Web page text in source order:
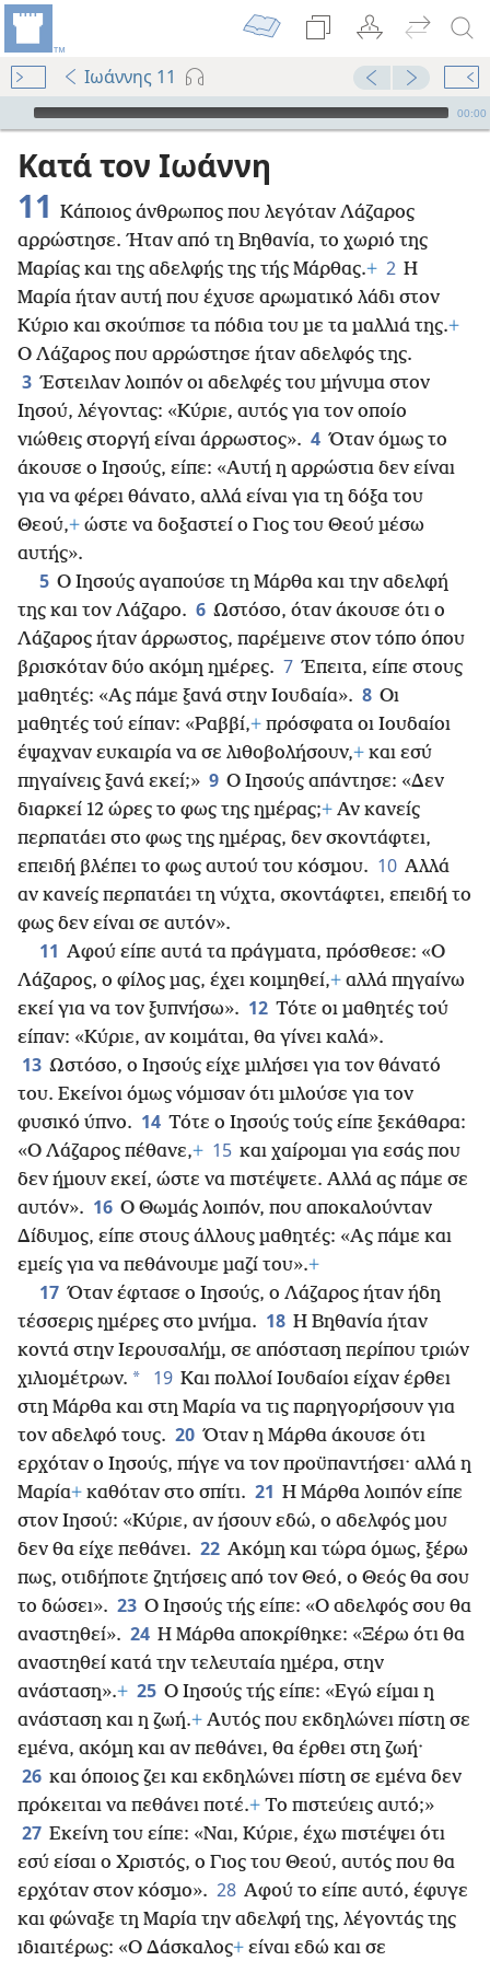
Ιωάννης 11
Audio Player
00:00
Κατά τον Ιωάννη
11 Κάποιος άνθρωπος που λεγόταν Λάζαρος
αρρώστησε. Ήταν από τη Βηθανία, το χωριό της
Μαρίας και της αδελφής της τής Μάρθας.+ 2 Η
Μαρία ήταν αυτή που έχυσε αρωματικό λάδι στον
Κύριο και σκούπισε τα πόδια του με τα μαλλιά της.+
Ο Λάζαρος που αρρώστησε ήταν αδελφός της.
3 Έστειλαν λοιπόν οι αδελφές του μήνυμα στον
Ιησού, λέγοντας: «Κύριε, αυτός για τον οποίο
νιώθεις στοργή είναι άρρωστος». 4 Όταν όμως το
άκουσε ο Ιησούς, είπε: «Αυτή η αρρώστια δεν είναι
για να φέρει θάνατο, αλλά είναι για τη δόξα του
Θεού,+ ώστε να δοξαστεί ο Γιος του Θεού μέσω
αυτής».
5 Ο Ιησούς αγαπούσε τη Μάρθα και την αδελφή
της και τον Λάζαρο. 6 Ωστόσο, όταν άκουσε ότι ο
Λάζαρος ήταν άρρωστος, παρέμεινε στον τόπο όπου
βρισκόταν δύο ακόμη ημέρες. 7 Έπειτα, είπε στους
μαθητές: «Ας πάμε ξανά στην Ιουδαία». 8 Οι
μαθητές τού είπαν: «Ραββί,+ πρόσφατα οι Ιουδαίοι
έψαχναν ευκαιρία να σε λιθοβολήσουν,+ και εσύ
πηγαίνεις ξανά εκεί;» 9 Ο Ιησούς απάντησε: «Δεν
διαρκεί 12 ώρες το φως της ημέρας;+ Αν κανείς
περπατάει στο φως της ημέρας, δεν σκοντάφτει,
επειδή βλέπει το φως αυτού του κόσμου. 10 Αλλά
αν κανείς περπατάει τη νύχτα, σκοντάφτει, επειδή το
φως δεν είναι σε αυτόν».
11 Αφού είπε αυτά τα πράγματα, πρόσθεσε: «Ο
Λάζαρος, ο φίλος μας, έχει κοιμηθεί,+ αλλά πηγαίνω
εκεί για να τον ξυπνήσω». 12 Τότε οι μαθητές τού
είπαν: «Κύριε, αν κοιμάται, θα γίνει καλά».
13 Ωστόσο, ο Ιησούς είχε μιλήσει για τον θάνατό
του. Εκείνοι όμως νόμισαν ότι μιλούσε για τον
φυσικό ύπνο. 14 Τότε ο Ιησούς τούς είπε ξεκάθαρα:
«Ο Λάζαρος πέθανε,+ 15 και χαίρομαι για εσάς που
δεν ήμουν εκεί, ώστε να πιστέψετε. Αλλά ας πάμε σε
αυτόν». 16 Ο Θωμάς λοιπόν, που αποκαλούνταν
Δίδυμος, είπε στους άλλους μαθητές: «Ας πάμε και
εμείς για να πεθάνουμε μαζί του».+
17 Όταν έφτασε ο Ιησούς, ο Λάζαρος ήταν ήδη
τέσσερις ημέρες στο μνήμα. 18 Η Βηθανία ήταν
κοντά στην Ιερουσαλήμ, σε απόσταση περίπου τριών
χιλιομέτρων. * 19 Και πολλοί Ιουδαίοι είχαν έρθει
στη Μάρθα και στη Μαρία να τις παρηγορήσουν για
τον αδελφό τους. 20 Όταν η Μάρθα άκουσε ότι
ερχόταν ο Ιησούς, πήγε να τον προϋπαντήσει· αλλά η
Μαρία+ καθόταν στο σπίτι. 21 Η Μάρθα λοιπόν είπε
στον Ιησού: «Κύριε, αν ήσουν εδώ, ο αδελφός μου
δεν θα είχε πεθάνει. 22 Ακόμη και τώρα όμως, ξέρω
πως, οτιδήποτε ζητήσεις από τον Θεό, ο Θεός θα σου
το δώσει». 23 Ο Ιησούς τής είπε: «Ο αδελφός σου θα
αναστηθεί». 24 Η Μάρθα αποκρίθηκε: «Ξέρω ότι θα
αναστηθεί κατά την τελευταία ημέρα, στην
ανάσταση».+ 25 Ο Ιησούς τής είπε: «Εγώ είμαι η
ανάσταση και η ζωή.+ Αυτός που εκδηλώνει πίστη σε
εμένα, ακόμη και αν πεθάνει, θα έρθει στη ζωή·
26 και όποιος ζει και εκδηλώνει πίστη σε εμένα δεν
πρόκειται να πεθάνει ποτέ.+ Το πιστεύεις αυτό;»
27 Εκείνη του είπε: «Ναι, Κύριε, έχω πιστέψει ότι
εσύ είσαι ο Χριστός, ο Γιος του Θεού, αυτός που θα
ερχόταν στον κόσμο». 28 Αφού το είπε αυτό, έφυγε
και φώναξε τη Μαρία την αδελφή της, λέγοντάς της
ιδιαιτέρως: «Ο Δάσκαλος+ είναι εδώ και σε